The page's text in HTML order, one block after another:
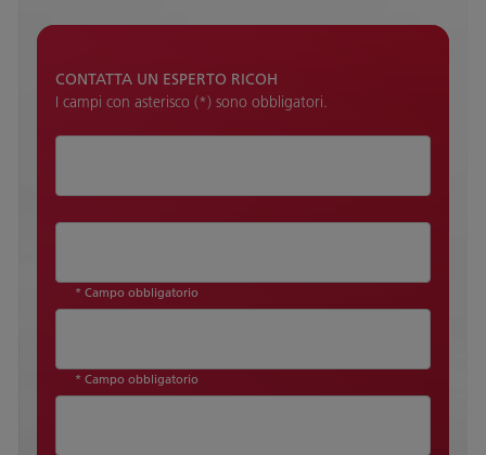
CONTATTA UN ESPERTO RICOH
I campi con asterisco (*) sono obbligatori.
* Campo obbligatorio
* Campo obbligatorio